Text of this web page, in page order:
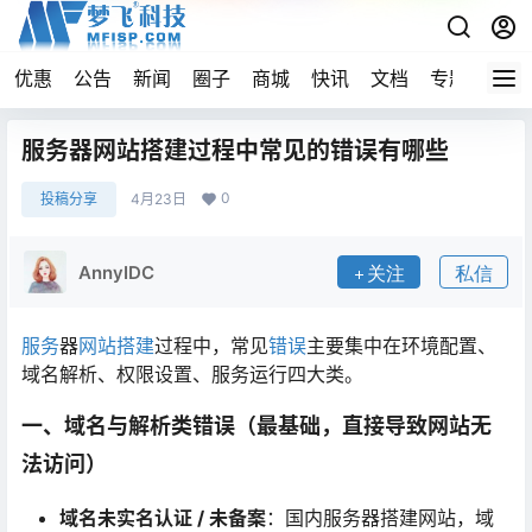
优惠 公告 新闻 圈子 商城 快讯 文档 专题 导航
服务器网站搭建过程中常见的错误有哪些
投稿分享 4月23日 0
AnnyIDC 关注 私信
服务器网站搭建过程中，常见错误主要集中在环境配置、
域名解析、权限设置、服务运行四大类。
一、域名与解析类错误（最基础，直接导致网站无
法访问）
域名未实名认证 / 未备案：国内服务器搭建网站，域